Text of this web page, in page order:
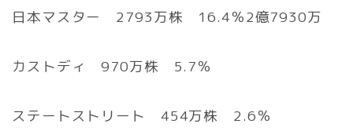
日本マスター 2793万株 16.4％2億7930万
カストディ 970万株 5.7％
ステートストリート 454万株 2.6％